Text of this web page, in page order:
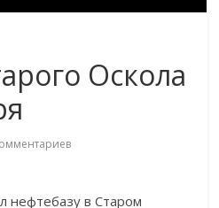
Оскола
нефтебазу в Старом